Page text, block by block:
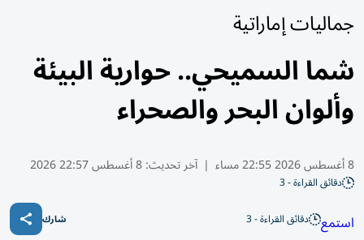
جماليات إماراتية
شما السميحي.. حوارية البيئة
وألوان البحر والصحراء
8 أغسطس 2026 22:55 مساء | آخر تحديث:8 أغسطس 22:57 2026
دقائق القراءة - 3
استمع دقائق القراءة - 3 شارك